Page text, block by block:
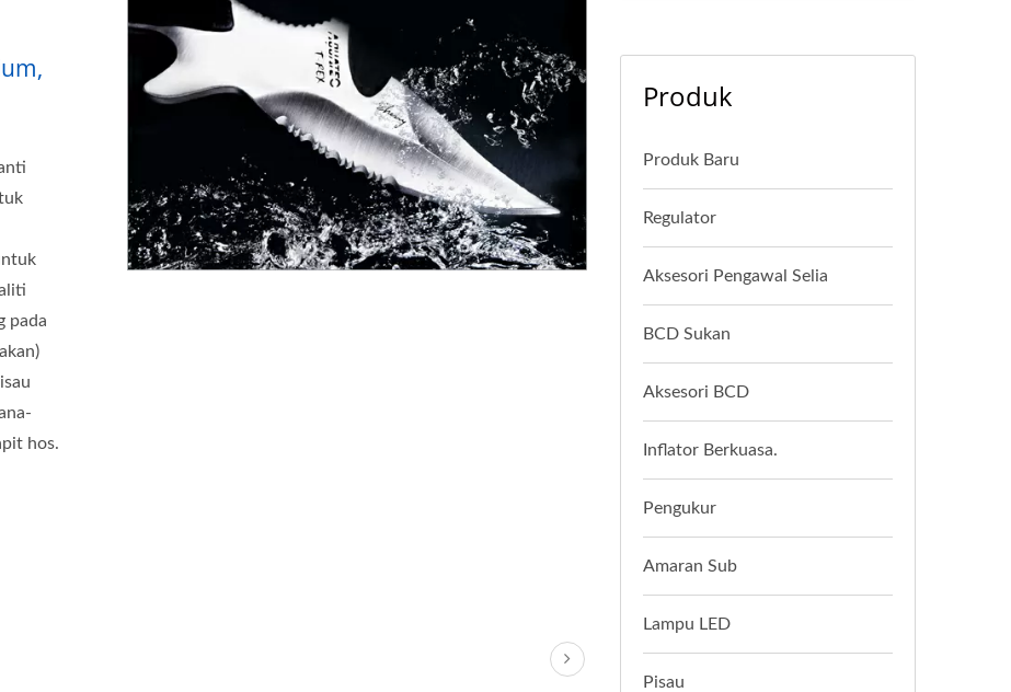
pada
hos.
Produk
Produk Baru
Regulator
Aksesori Pengawal Selia
BCD Sukan
Aksesori BCD
Inflator Berkuasa.
Pengukur
Amaran Sub
Lampu LED
Pisau